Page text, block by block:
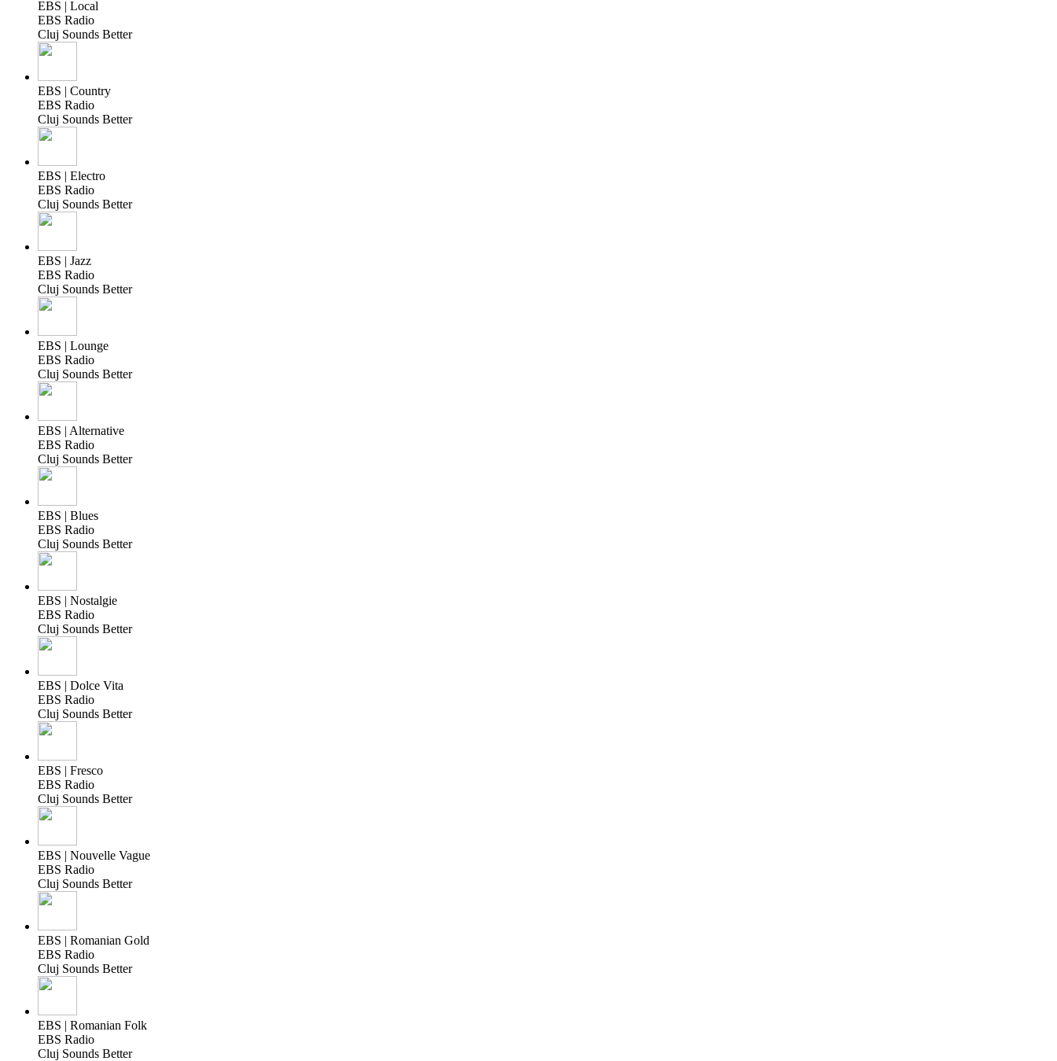
EBS | Local
EBS Radio
Cluj Sounds Better
EBS | Country
EBS Radio
Cluj Sounds Better
EBS | Electro
EBS Radio
Cluj Sounds Better
EBS | Jazz
EBS Radio
Cluj Sounds Better
EBS | Lounge
EBS Radio
Cluj Sounds Better
EBS | Alternative
EBS Radio
Cluj Sounds Better
EBS | Blues
EBS Radio
Cluj Sounds Better
EBS | Nostalgie
EBS Radio
Cluj Sounds Better
EBS | Dolce Vita
EBS Radio
Cluj Sounds Better
EBS | Fresco
EBS Radio
Cluj Sounds Better
EBS | Nouvelle Vague
EBS Radio
Cluj Sounds Better
EBS | Romanian Gold
EBS Radio
Cluj Sounds Better
EBS | Romanian Folk
EBS Radio
Cluj Sounds Better